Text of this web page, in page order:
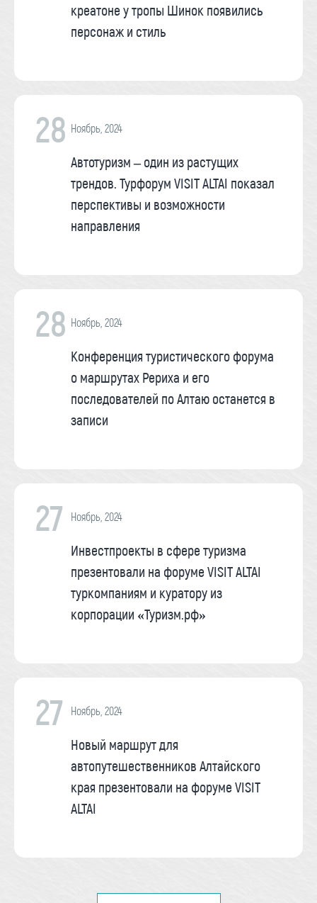
креатоне у тропы Шинок появились
персонаж и стиль
28 Ноябрь, 2024
Автотуризм – один из растущих
трендов. Турфорум VISIT ALTAI показал
перспективы и возможности
направления
28 Ноябрь, 2024
Конференция туристического форума
о маршрутах Рериха и его
последователей по Алтаю останется в
записи
27 Ноябрь, 2024
Инвестпроекты в сфере туризма
презентовали на форуме VISIT ALTAI
туркомпаниям и куратору из
корпорации «Туризм.рф»
27 Ноябрь, 2024
Новый маршрут для
автопутешественников Алтайского
края презентовали на форуме VISIT
ALTAI